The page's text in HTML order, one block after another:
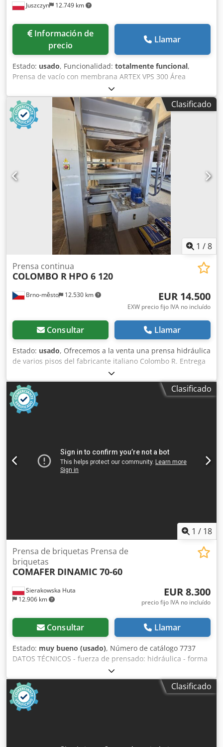
Juszczyn 12.749 km
Información de
precio
Llamar
Estado: usado, Funcionalidad: totalmente funcional,
Prensa de vacío con membrana ARTEX VPS 300 Área
máxima de trabajo para piezas planas: 2850 x 1350 mm
Altura máxima de la pieza a mecanizar: 400 mm Potencia
de la bomba: 0,75 kW Caudal de la bomba de vacío: 25 m³
Temperatura de funcionamiento: ±40-60 °C Crsdpfozr Hg
Eox Amkof Año de fabricación: 2005
Clasificado
1 /8
Brno-město 12.530 km
Prensa continua
COLOMBO R HPO 6 120
EUR 14.500
EXW precio fijo IVA no incluído
Consultar Llamar
Estado: usado, Ofrecemos a la venta una prensa hidráulica
de varios pisos del fabricante italiano Colombo R. Entrega
inmediata. Codpjzry Rwofx Amkorf
Clasificado
1 / 18
Sierakowska Huta
12.906 km
Prensa de briquetas Prensa de
briquetas
COMAFER DINAMIC 70-60
EUR 8.300
precio fijo IVA no incluído
Consultar Llamar
Estado: muy bueno (usado), Número de catálogo 7737
DATOS TÉCNICOS - fuerza de prensado: hidráulica - forma
del briquete: redonda - diámetro del briquete: 70 mm -
diámetro del depósito: 1000 mm - rendimiento: aprox. 70
kg/h - funcionamiento automático de la máquina - motor:
5,5 kW - dimensiones (largo/ancho/alto): 1800x1150x1540
mm - peso: 900 kg VENTAJAS – fabricación italiana –
Clasificado